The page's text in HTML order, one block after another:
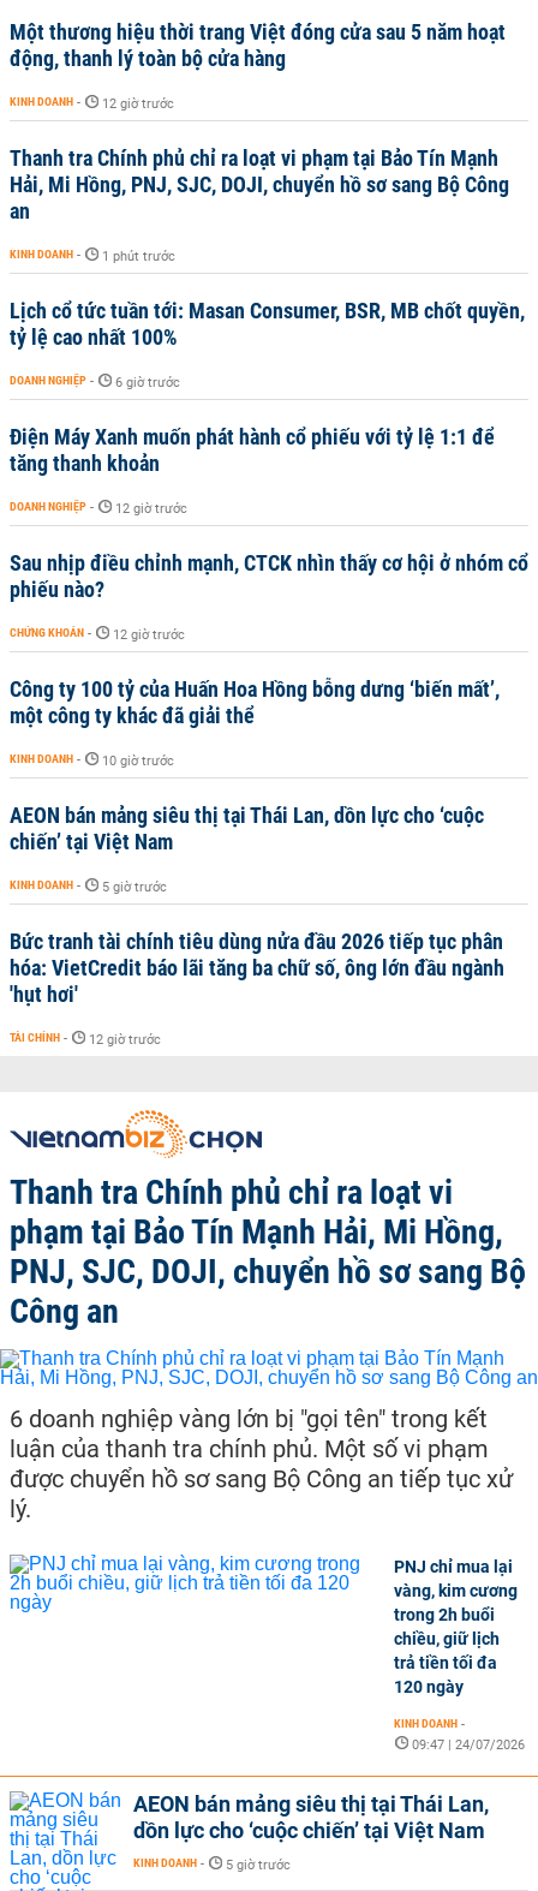
Một thương hiệu thời trang Việt đóng cửa sau 5 năm hoạt
động, thanh lý toàn bộ cửa hàng
KINH DOANH - 12 giờ trước
Thanh tra Chính phủ chỉ ra loạt vi phạm tại Bảo Tín Mạnh
Hải, Mi Hồng, PNJ, SJC, DOJI, chuyển hồ sơ sang Bộ Công
an
KINH DOANH - 1 phút trước
Lịch cổ tức tuần tới: Masan Consumer, BSR, MB chốt quyền,
tỷ lệ cao nhất 100%
DOANH NGHIỆP - 6 giờ trước
Điện Máy Xanh muốn phát hành cổ phiếu với tỷ lệ 1:1 để
tăng thanh khoản
DOANH NGHIỆP - 12 giờ trước
Sau nhịp điều chỉnh mạnh, CTCK nhìn thấy cơ hội ở nhóm cổ
phiếu nào?
CHỨNG KHOÁN - 12 giờ trước
Công ty 100 tỷ của Huấn Hoa Hồng bỗng dưng ‘biến mất’,
một công ty khác đã giải thể
KINH DOANH - 10 giờ trước
AEON bán mảng siêu thị tại Thái Lan, dồn lực cho ‘cuộc
chiến’ tại Việt Nam
KINH DOANH - 5 giờ trước
Bức tranh tài chính tiêu dùng nửa đầu 2026 tiếp tục phân
hóa: VietCredit báo lãi tăng ba chữ số, ông lớn đầu ngành
'hụt hơi'
TÀI CHÍNH - 12 giờ trước
Thanh tra Chính phủ chỉ ra loạt vi
phạm tại Bảo Tín Mạnh Hải, Mi Hồng,
PNJ, SJC, DOJI, chuyển hồ sơ sang Bộ
Công an
6 doanh nghiệp vàng lớn bị "gọi tên" trong kết
luận của thanh tra chính phủ. Một số vi phạm
được chuyển hồ sơ sang Bộ Công an tiếp tục xử
lý.
PNJ chỉ mua lại
vàng, kim cương
trong 2h buổi
chiều, giữ lịch
trả tiền tối đa
120 ngày
KINH DOANH -
09:47 | 24/07/2026
AEON bán mảng siêu thị tại Thái Lan,
dồn lực cho ‘cuộc chiến’ tại Việt Nam
KINH DOANH - 5 giờ trước